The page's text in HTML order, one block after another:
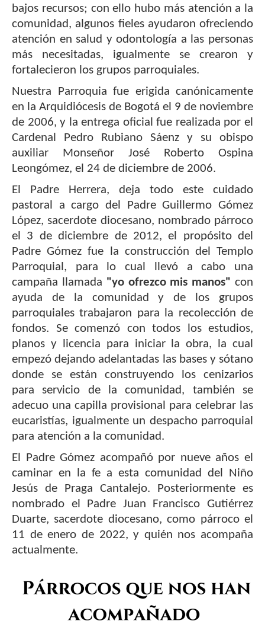
bajos recursos; con ello hubo más atención a la
comunidad, algunos fieles ayudaron ofreciendo
atención en salud y odontología a las personas
más necesitadas, igualmente se crearon y
fortalecieron los grupos parroquiales.
Nuestra Parroquia fue erigida canónicamente
en la Arquidiócesis de Bogotá el 9 de noviembre
de 2006, y la entrega oficial fue realizada por el
Cardenal Pedro Rubiano Sáenz y su obispo
auxiliar Monseñor José Roberto Ospina
Leongómez, el 24 de diciembre de 2006.
El Padre Herrera, deja todo este cuidado
pastoral a cargo del Padre Guillermo Gómez
López, sacerdote diocesano, nombrado párroco
el 3 de diciembre de 2012, el propósito del
Padre Gómez fue la construcción del Templo
Parroquial, para lo cual llevó a cabo una
campaña llamada "yo ofrezco mis manos" con
ayuda de la comunidad y de los grupos
parroquiales trabajaron para la recolección de
fondos. Se comenzó con todos los estudios,
planos y licencia para iniciar la obra, la cual
empezó dejando adelantadas las bases y sótano
donde se están construyendo los cenizarios
para servicio de la comunidad, también se
adecuo una capilla provisional para celebrar las
eucaristías, igualmente un despacho parroquial
para atención a la comunidad.
El Padre Gómez acompañó por nueve años el
caminar en la fe a esta comunidad del Niño
Jesús de Praga Cantalejo. Posteriormente es
nombrado el Padre Juan Francisco Gutiérrez
Duarte, sacerdote diocesano, como párroco el
11 de enero de 2022, y quién nos acompaña
actualmente.